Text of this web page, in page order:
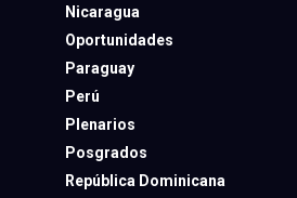
Nicaragua
Oportunidades
Paraguay
Perú
Plenarios
Posgrados
República Dominicana